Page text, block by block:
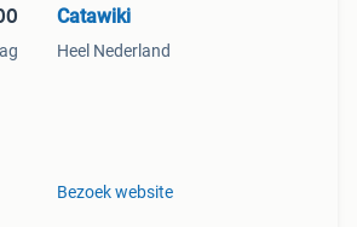
Catawiki
Heel Nederland
Bezoek website